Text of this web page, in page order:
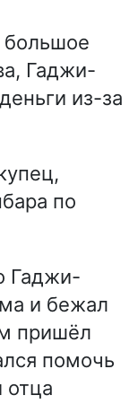
большое
Гаджи-
из-за
по
Гаджи-
и бежал
пришёл
помочь
отца